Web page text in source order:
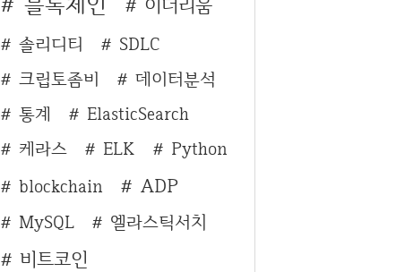
솔리디티
SDLC
크립토좀비
데이터분석
통계
ElasticSearch
케라스
ELK
Python
blockchain
ADP
MySQL 엘라스틱서치
비트코인